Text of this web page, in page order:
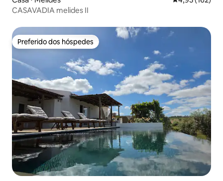
CASAVADIA melides II
Preferido dos hóspedes
Preferido dos hóspedes